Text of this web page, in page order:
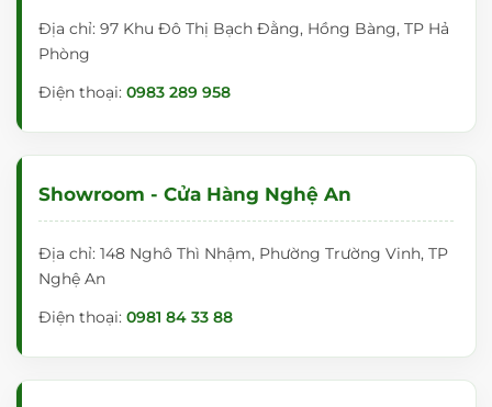
Địa chỉ: 97 Khu Đô Thị Bạch Đằng, Hồng Bàng, TP Hả
Phòng
Điện thoại: 0983 289 958
Showroom - Cửa Hàng Nghệ An
Địa chỉ: 148 Nghô Thì Nhậm, Phường Trường Vinh, TP
Nghệ An
Điện thoại: 0981 84 33 88